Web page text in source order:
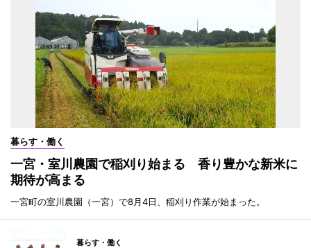
暮らす・働く
一宮・室川農園で稲刈り始まる 香り豊かな新米に
期待が高まる
一宮町の室川農園（一宮）で8月4日、稲刈り作業が始まった。
暮らす・働く